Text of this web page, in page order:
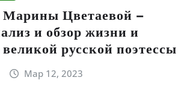
Цветаевой –
и обзор жизни и
русской поэтессы
Мар 12, 2023